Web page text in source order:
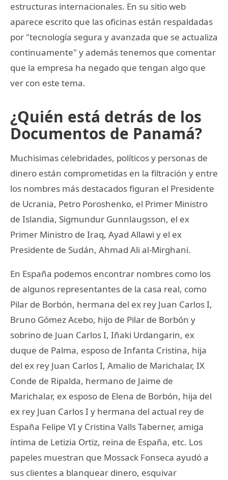
estructuras internacionales. En su sitio web
aparece escrito que las oficinas están respaldadas
por "tecnología segura y avanzada que se actualiza
continuamente" y además tenemos que comentar
que la empresa ha negado que tengan algo que
ver con este tema.
¿Quién está detrás de los
Documentos de Panamá?
Muchisimas celebridades, políticos y personas de
dinero están comprometidas en la filtración y entre
los nombres más destacados figuran el Presidente
de Ucrania, Petro Poroshenko, el Primer Ministro
de Islandia, Sigmundur Gunnlaugsson, el ex
Primer Ministro de Iraq, Ayad Allawi y el ex
Presidente de Sudán, Ahmad Ali al-Mirghani.
En España podemos encontrar nombres como los
de algunos representantes de la casa real, como
Pilar de Borbón, hermana del ex rey Juan Carlos I,
Bruno Gómez Acebo, hijo de Pilar de Borbón y
sobrino de Juan Carlos I, Iñaki Urdangarin, ex
duque de Palma, esposo de Infanta Cristina, hija
del ex rey Juan Carlos I, Amalio de Marichalar, IX
Conde de Ripalda, hermano de Jaime de
Marichalar, ex esposo de Elena de Borbón, hija del
ex rey Juan Carlos I y hermana del actual rey de
España Felipe VI y Cristina Valls Taberner, amiga
íntima de Letizia Ortiz, reina de España, etc. Los
papeles muestran que Mossack Fonseca ayudó a
sus clientes a blanquear dinero, esquivar